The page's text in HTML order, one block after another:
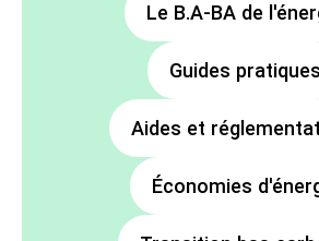
Le B.A-BA de
Guides pratiques
Aides et
Économies